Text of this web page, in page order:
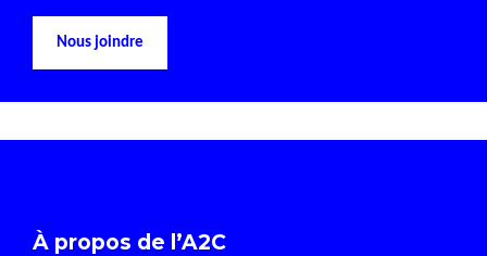
Nous joindre
À propos de l’A2C